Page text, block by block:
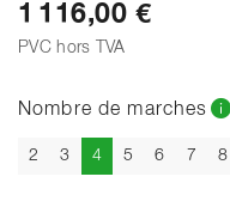
1 116,00 €
PVC hors TVA
Nombre de marches
2 3 4Actuel
5 6 7 8